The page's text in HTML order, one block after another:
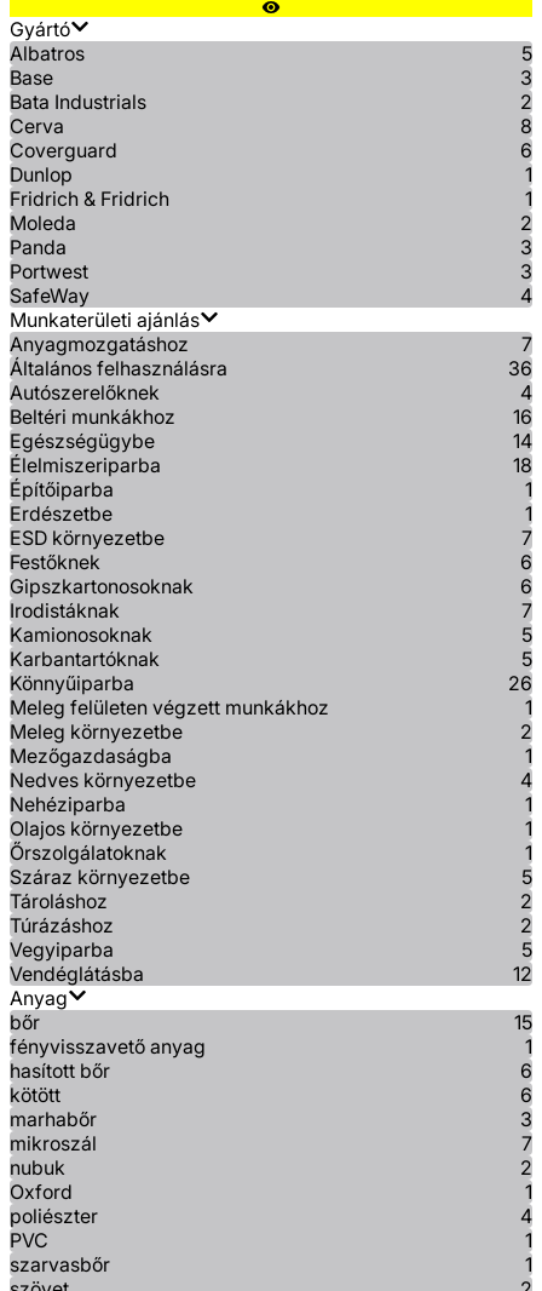
Gyártó
Albatros
5
Base
3
Bata Industrials
2
Cerva
8
Coverguard
6
Dunlop
1
Fridrich & Fridrich
1
Moleda
2
Panda
3
Portwest
3
SafeWay
4
Munkaterületi ajánlás
Anyagmozgatáshoz
7
Általános felhasználásra
36
Autószerelőknek
4
Beltéri munkákhoz
16
Egészségügybe
14
Élelmiszeriparba
18
Építőiparba
1
Erdészetbe
1
ESD környezetbe
7
Festőknek
6
Gipszkartonosoknak
6
Irodistáknak
7
Kamionosoknak
5
Karbantartóknak
5
Könnyűiparba
26
Meleg felületen végzett munkákhoz
1
Meleg környezetbe
2
Mezőgazdaságba
1
Nedves környezetbe
4
Nehéziparba
1
Olajos környezetbe
1
Őrszolgálatoknak
1
Száraz környezetbe
5
Tároláshoz
2
Túrázáshoz
2
Vegyiparba
5
Vendéglátásba
12
Anyag
bőr
15
fényvisszavető anyag
1
hasított bőr
6
kötött
6
marhabőr
3
mikroszál
7
nubuk
2
Oxford
1
poliészter
4
PVC
1
szarvasbőr
1